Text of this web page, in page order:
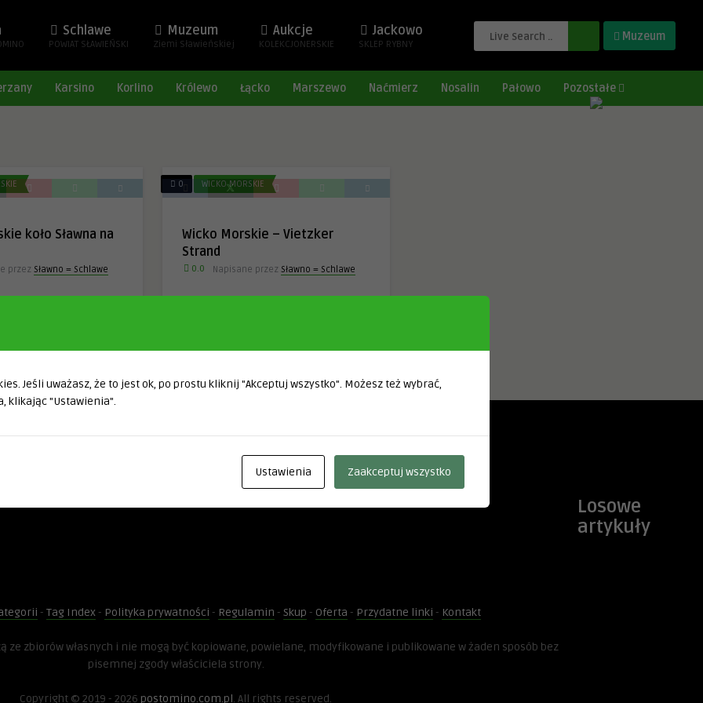
Schlawe
POWIAT SŁAWIEŃSKI
Muzeum
Ziemi Sławieńskiej
Aukcje
KOLEKCJONERSKIE
Jackowo
SKLEP RYBNY
Muzeum
Karsino Korlino Królewo Łącko Marszewo Naćmierz Nosalin Pałowo Pozostałe
koło Sławna na
przez Sławno = Schlawe
0 WICKO MORSKIE
Wicko Morskie – Vietzker
Strand
0.0 Napisane przez Sławno = Schlawe
Losowe
artykuły
- Tag Index - Polityka prywatności - Regulamin - Skup - Oferta - Przydatne linki - Kontakt
ze zbiorów własnych i nie mogą być kopiowane, powielane, modyfikowane i publikowane w żaden sposób bez
pisemnej zgody właściciela strony.
Copyright © 2019 - 2026 postomino.com.pl. All rights reserved.
Jeśli uważasz, że to jest ok, po prostu kliknij "Akceptuj wszystko". Możesz też wybrać,
klikając "Ustawienia".
Ustawienia Zaakceptuj wszystko